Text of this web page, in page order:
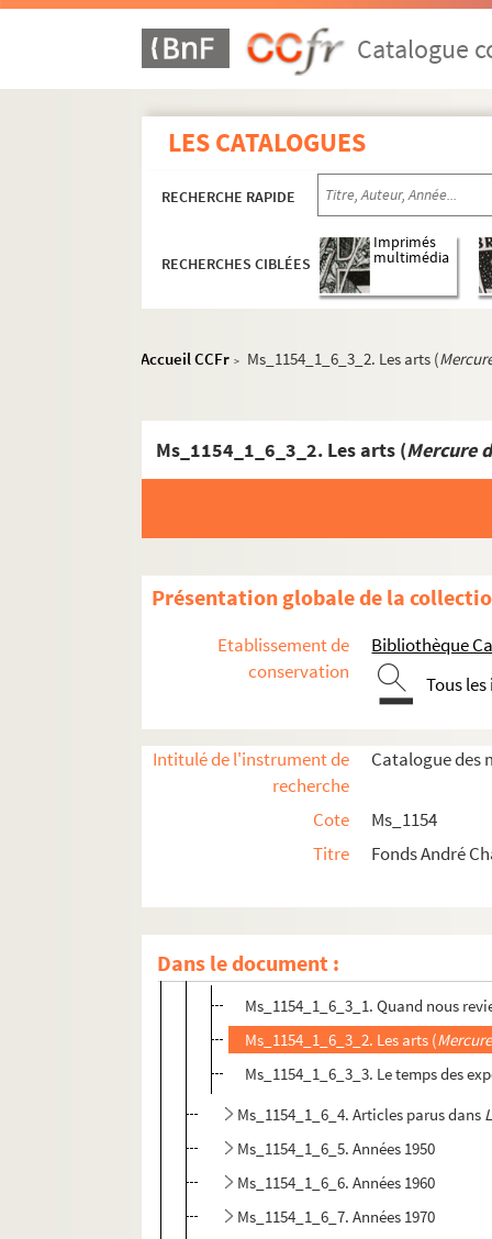
Catalogue
LES CATALOGUES
RECHERCHE RAPIDE
RECHERCHES CIBLÉES
Imprimés
multimédia
Accueil CCFr > Ms_1154_1_6_3_2. Les arts (
Ms_1154_1_6_3_2. Les arts (Mercure
Présentation globale de la
Etablissement de
conservation
Bibliothèque
Tous
Intitulé de l'instrument de
recherche
Catalogue des
Cote
Ms_1154
Titre
Fonds André
Dans le document :
Ms_1154_1. Oeuvre écrite
Étude sur la géographie
Ms_1154_1_3. Essais
Ms_1154_1_4. Préfaces, avant-propos
Ms_1154_1_5. Discours et messages
Ms_1154_1_6. Articles
Ms_1154_1_6_2. Années 1930
Ms_1154_1_6_3. Années 1940
Ms_1154_1_6_3_1. Quand nous
Ms_1154_1_6_3_2. Les arts (
Ms_1154_1_6_3_3. Le temps des
Ms_1154_1_6_4. Articles parus dans
Ms_1154_1_6_5. Années 1950
Ms_1154_1_6_6. Années 1960
Ms_1154_1_6_7. Années 1970